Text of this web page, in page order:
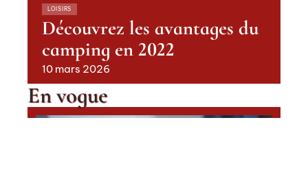
LOISIRS
Découvrez les avantages du
camping en 2022
10 mars 2026
En vogue